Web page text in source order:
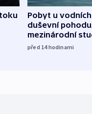
Pobyt u
duševní
mezinárodní
před 14hodinami